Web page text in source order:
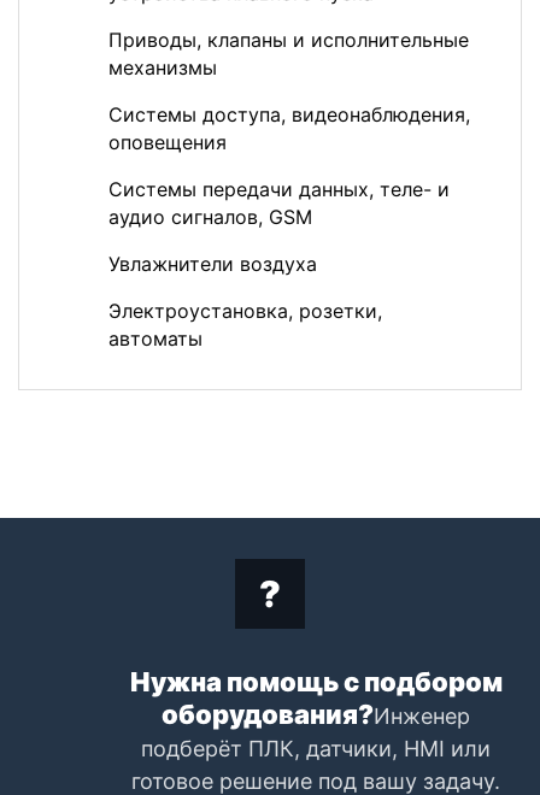
Приводы, клапаны и исполнительные
механизмы
Системы доступа, видеонаблюдения,
оповещения
Системы передачи данных, теле- и
аудио сигналов, GSM
Увлажнители воздуха
Электроустановка, розетки,
автоматы
Нужна помощь с подбором
оборудования?Инженер
подберёт ПЛК, датчики, HMI или
готовое решение под вашу задачу.